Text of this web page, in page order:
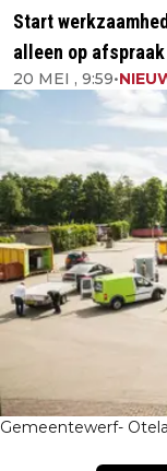
Start
alleen op
20 MEI , 9:59•
Gemeentewerf-